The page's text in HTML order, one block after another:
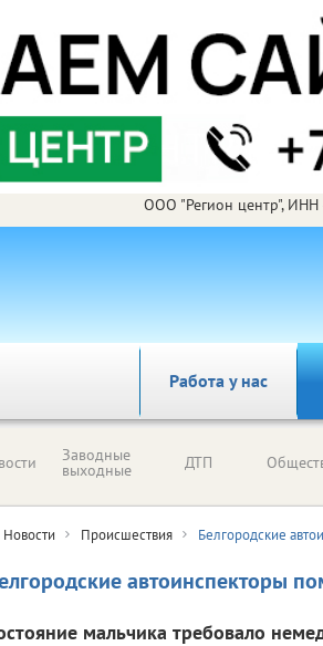
ООО "Регион центр",
Работа у нас
Заводные
выходные ДТП
Новости Происшествия Белгородские
автоинспекторы
мальчика требовало